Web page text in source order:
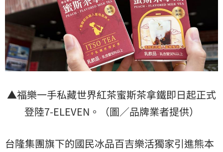
▲福樂一手私藏世界紅茶蜜斯茶拿鐵即日起正式
登陸7-ELEVEN。（圖／品牌業者提供）
台隆集團旗下的國民冰品百吉樂活獨家引進熊本